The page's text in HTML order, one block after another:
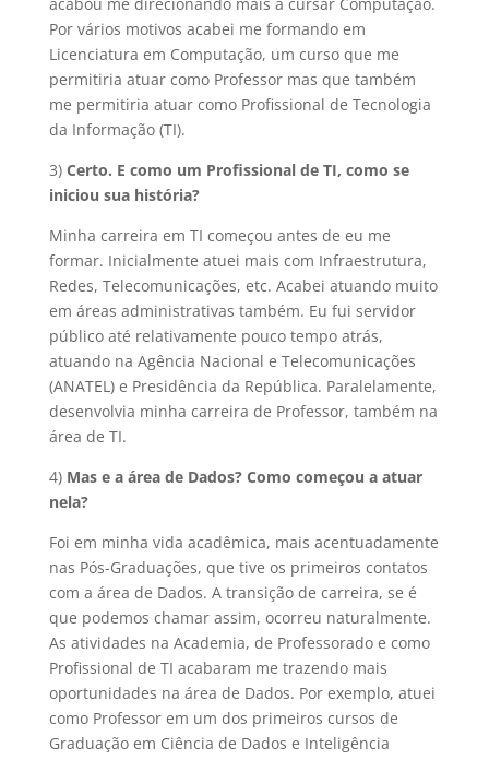
Por vários motivos acabei me formando em
Licenciatura em Computação, um curso que me
permitiria atuar como Professor mas que também
me permitiria atuar como Profissional de Tecnologia
da Informação (TI).
3) Certo. E como um Profissional de TI, como se
iniciou sua história?
Minha carreira em TI começou antes de eu me
formar. Inicialmente atuei mais com Infraestrutura,
Redes, Telecomunicações, etc. Acabei atuando muito
em áreas administrativas também. Eu fui servidor
público até relativamente pouco tempo atrás,
atuando na Agência Nacional e Telecomunicações
(ANATEL) e Presidência da República. Paralelamente,
desenvolvia minha carreira de Professor, também na
área de TI.
4) Mas e a área de Dados? Como começou a atuar
nela?
Foi em minha vida acadêmica, mais acentuadamente
nas Pós-Graduações, que tive os primeiros contatos
com a área de Dados. A transição de carreira, se é
que podemos chamar assim, ocorreu naturalmente.
As atividades na Academia, de Professorado e como
Profissional de TI acabaram me trazendo mais
oportunidades na área de Dados. Por exemplo, atuei
como Professor em um dos primeiros cursos de
Graduação em Ciência de Dados e Inteligência